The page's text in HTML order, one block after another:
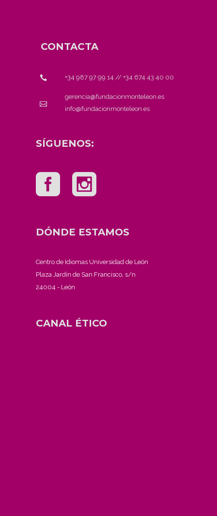
CONTACTA
+34 987 97 99 14 // +34 674 43 40 00
gerencia@fundacionmonteleon.es
info@fundacionmonteleon.es
SÍGUENOS:
DÓNDE ESTAMOS
Centro de Idiomas Universidad de León
Plaza Jardín de San Francisco, s/n
24004 - León
CANAL ÉTICO